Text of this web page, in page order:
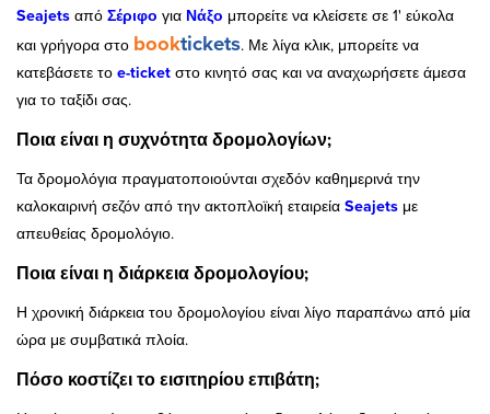
Seajets από Σέριφο για Νάξο μπορείτε να κλείσετε σε 1' εύκολα
και γρήγορα στο booktickets. Με λίγα κλικ, μπορείτε να
κατεβάσετε το e-ticket στο κινητό σας και να αναχωρήσετε άμεσα
για το ταξίδι σας.
Ποια είναι η συχνότητα δρομολογίων;
Τα δρομολόγια πραγματοποιούνται σχεδόν καθημερινά την
καλοκαιρινή σεζόν από την ακτοπλοϊκή εταιρεία Seajets με
απευθείας δρομολόγιο.
Ποια είναι η διάρκεια δρομολογίου;
Η χρονική διάρκεια του δρομολογίου είναι λίγο παραπάνω από μία
ώρα με συμβατικά πλοία.
Πόσο κοστίζει το εισιτηρίου επιβάτη;